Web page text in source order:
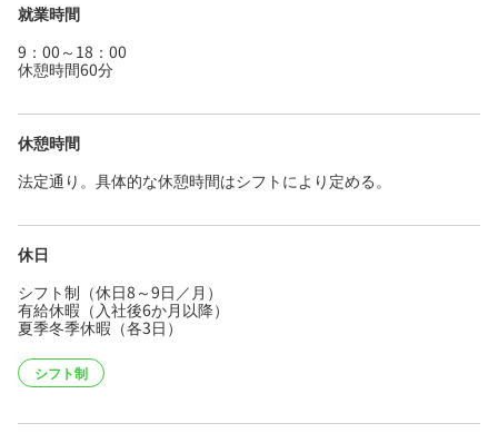
就業時間
9：00～18：00
休憩時間60分
休憩時間
法定通り。具体的な休憩時間はシフトにより定める。
休日
シフト制（休日8～9日／月）
有給休暇（入社後6か月以降）
夏季冬季休暇（各3日）
シフト制